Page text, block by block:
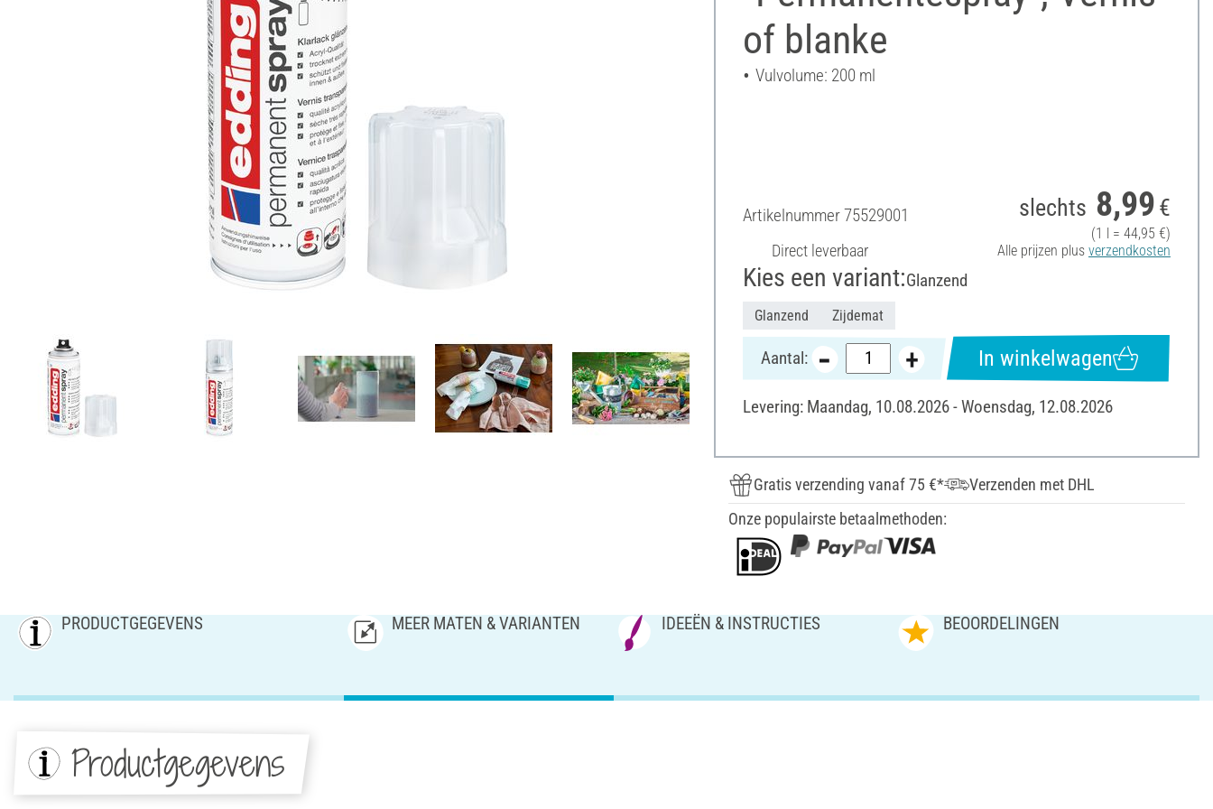
of blanke
Vulvolume: 200 ml
Artikelnummer75529001
Direct leverbaar
slechts 8,99 €
(1 l = 44,95 €)
Alle prijzen plus verzendkosten
Kies een variant:Glanzend
Glanzend Zijdemat
Aantal: In winkelwagen
Levering: Maandag, 10.08.2026 - Woensdag, 12.08.2026
Gratis verzending vanaf 75 €*
Verzenden met DHL
Onze populairste betaalmethoden:
PRODUCTGEGEVENS MEER MATEN & VARIANTEN IDEEËN & INSTRUCTIES BEOORDELINGEN
Productgegevens